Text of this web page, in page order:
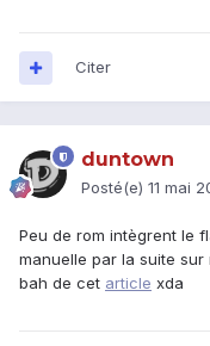
Citer
duntown
Posté(e) 11 mai
Peu de rom intègrent le
manuelle par la suite
bah de cet article xda